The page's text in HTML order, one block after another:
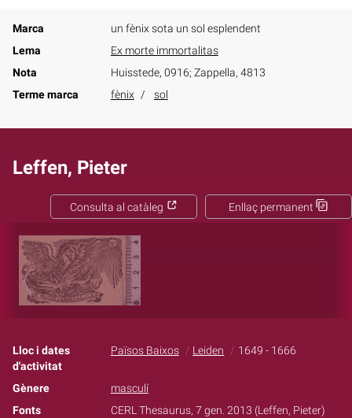
Marca
un fènix sota un sol esplendent
Lema
Ex morte immortalitas
Nota
Huisstede, 0916; Zappella, 4813
Terme marca
fènix sol
Leffen, Pieter
Enllaç permanent
Consulta al catàleg
Lloc i dates
d'activitat
Països Baixos Leiden 1649 - 1666
Gènere
masculí
Fonts
CERL Thesaurus, 7 gen. 2013 (Leffen, Pieter)